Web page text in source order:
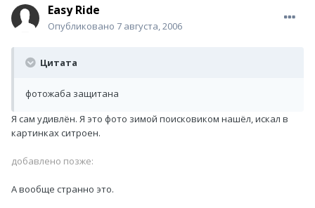
Easy Ride
Опубликовано 7 августа, 2006
Цитата
фотожаба защитана
Я сам удивлён. Я это фото зимой поисковиком нашёл, искал в
картинках ситроен.
добавлено позже:
А вообще странно это.